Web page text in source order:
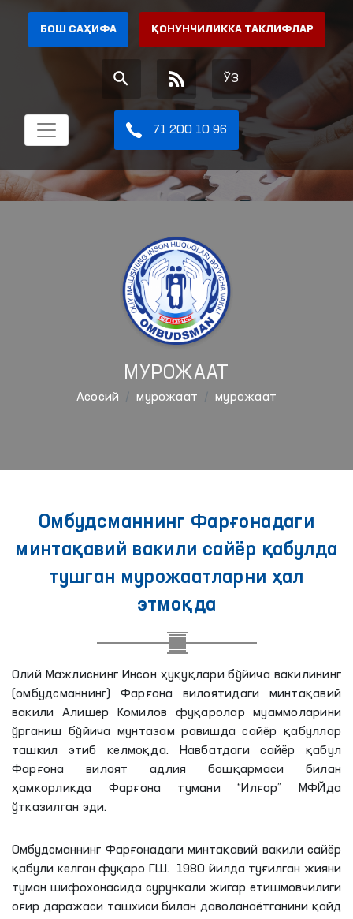
БОШ САҲИФА ҚОНУНЧИЛИККА ТАКЛИФЛАР
ЎЗ
71 200 10 96
МУРОЖААТ
Aсосий мурожаат мурожаат
Омбудсманнинг Фарғонадаги
минтақавий вакили сайёр қабулда
тушган мурожаатларни ҳал
этмоқда
Олий Мажлиснинг Инсон ҳуқуқлари бўйича вакилининг
(омбудсманнинг) Фарғона вилоятидаги минтақавий
вакили Алишер Комилов фуқаролар муаммоларини
ўрганиш бўйича мунтазам равишда сайёр қабуллар
ташкил этиб келмоқда. Навбатдаги сайёр қабул
Фарғона вилоят адлия бошқармаси билан
ҳамкорликда Фарғона тумани “Илғор” МФЙда
ўтказилган эди.
Омбудсманнинг Фарғонадаги минтақавий вакили сайёр
қабули келган фуқаро Г.Ш. 1980 йилда туғилган жияни
туман шифохонасида сурункали жигар етишмовчилиги
оғир даражаси ташхиси биландаволанаётганини қайд